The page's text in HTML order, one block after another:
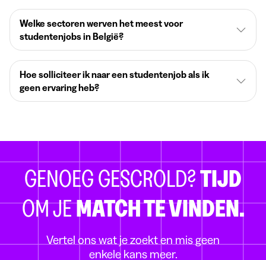
Welke sectoren werven het meest voor
studentenjobs in België?
Hoe solliciteer ik naar een studentenjob als ik
geen ervaring heb?
GENOEG GESCROLD?TIJD
OM JEMATCH TE VINDEN.
Vertel ons wat je zoekt en mis geen
enkele kans meer.